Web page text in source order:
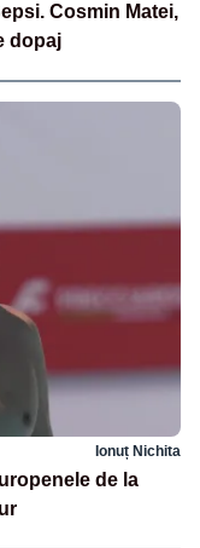
Cosmin Matei,
dopaj
Ionuț Nichita
de la